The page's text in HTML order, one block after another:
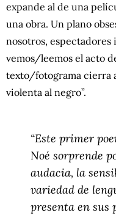
expande al de una
una obra. Un plano
nosotros, espectadores
vemos/leemos el acto
texto/fotograma cierra
violenta al negro”.
“Este primer
Noé sorprende
audacia, la
variedad de
presenta en sus